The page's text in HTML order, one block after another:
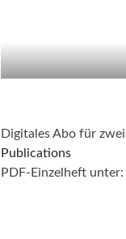
Digitales Abo für
Publications
PDF-Einzelheft unter: